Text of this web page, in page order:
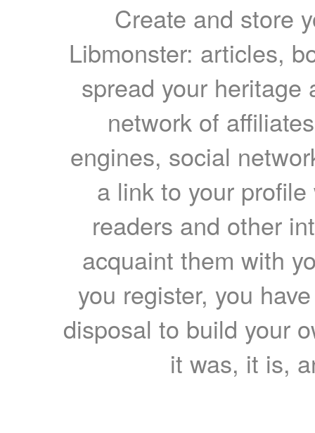
Create and store
Libmonster: articles,
spread your heritage
network of
engines, social
a link to your
readers and other
acquaint them with
you register, you
disposal to build your
it was, it is,